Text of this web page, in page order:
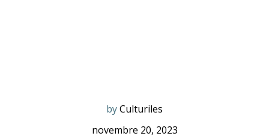
byCulturiles
novembre 20, 2023